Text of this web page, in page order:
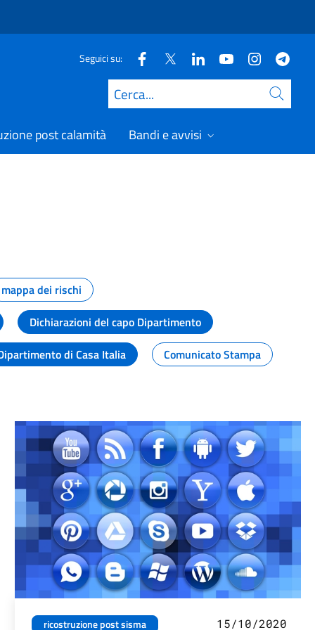
Seguici su:
Cerca
post calamità Bandi e avvisi
mappa dei rischi
Dichiarazioni del capo Dipartimento
di Casa Italia
Comunicato Stampa
ricostruzione post sisma 15/10/2020